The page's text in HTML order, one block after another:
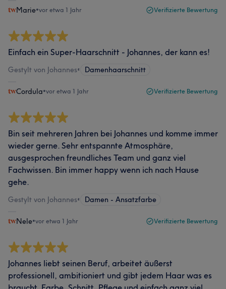
Marie•vor etwa 1 Jahr Verifizierte Bewertung
Einfach ein Super-Haarschnitt - Johannes, der kann es!
Gestylt von Johannes• Damenhaarschnitt
Cordula•vor etwa 1 Jahr Verifizierte Bewertung
Bin seit mehreren Jahren bei Johannes und komme immer
wieder gerne. Sehr entspannte Atmosphäre,
ausgesprochen freundliches Team und ganz viel
Fachwissen. Bin immer happy wenn ich nach Hause
gehe.
Gestylt von Johannes• Damen - Ansatzfarbe
Nele•vor etwa 1 Jahr Verifizierte Bewertung
Johannes liebt seinen Beruf, arbeitet äußerst
professionell, ambitioniert und gibt jedem Haar was es